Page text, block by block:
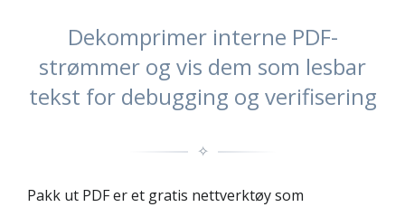
Dekomprimer interne PDF-
strømmer og vis dem som lesbar
tekst for debugging og verifisering
✧
Pakk ut PDF er et gratis nettverktøy som